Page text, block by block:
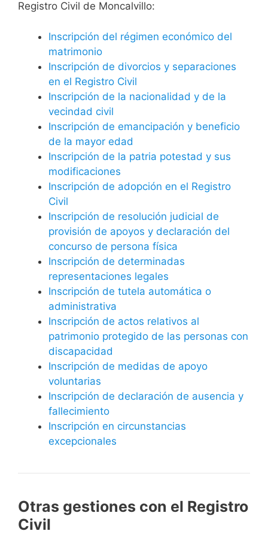
Registro Civil de Moncalvillo:
Inscripción del régimen económico del
matrimonio
Inscripción de divorcios y separaciones
en el Registro Civil
Inscripción de la nacionalidad y de la
vecindad civil
Inscripción de emancipación y beneficio
de la mayor edad
Inscripción de la patria potestad y sus
modificaciones
Inscripción de adopción en el Registro
Civil
Inscripción de resolución judicial de
provisión de apoyos y declaración del
concurso de persona física
Inscripción de determinadas
representaciones legales
Inscripción de tutela automática o
administrativa
Inscripción de actos relativos al
patrimonio protegido de las personas con
discapacidad
Inscripción de medidas de apoyo
voluntarias
Inscripción de declaración de ausencia y
fallecimiento
Inscripción en circunstancias
excepcionales
Otras gestiones con el Registro
Civil